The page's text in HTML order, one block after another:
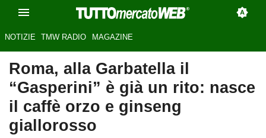
NOTIZIE TMW RADIO MAGAZINE
Roma, alla Garbatella il
“Gasperini” è già un rito: nasce
il caffè orzo e ginseng
giallorosso